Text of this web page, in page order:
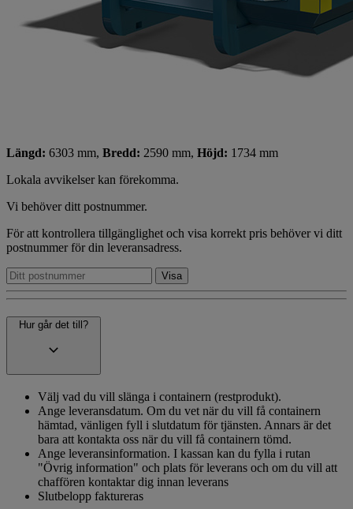
Längd: 6303 mm, Bredd: 2590 mm, Höjd: 1734 mm
Lokala avvikelser kan förekomma.
Vi behöver ditt postnummer.
För att kontrollera tillgänglighet och visa korrekt pris behöver vi ditt
postnummer för din leveransadress.
Hur går det till?
Välj vad du vill slänga i containern (restprodukt).
Ange leveransdatum. Om du vet när du vill få containern
hämtad, vänligen fyll i slutdatum för tjänsten. Annars är det
bara att kontakta oss när du vill få containern tömd.
Ange leveransinformation. I kassan kan du fylla i rutan
"Övrig information" och plats för leverans och om du vill att
chaffören kontaktar dig innan leverans
Slutbelopp faktureras